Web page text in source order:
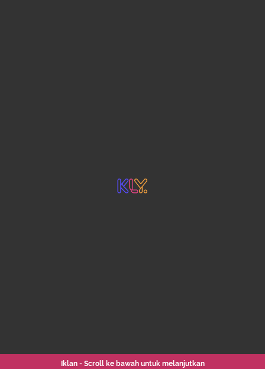
Iklan - Scroll ke bawah untuk melanjutkan